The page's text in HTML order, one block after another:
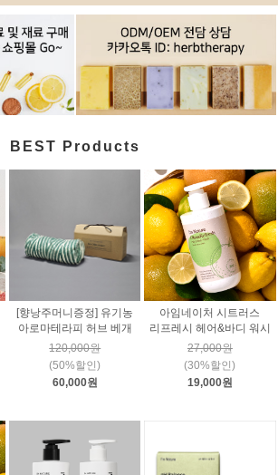
BEST Products
[향낭주머니증정] 유기농
아로마테라피 허브 베개
120,000원
(50%할인)
60,000원
아임네이처 시트러스
리프레시 헤어&바디 워시
27,000원
(30%할인)
19,000원